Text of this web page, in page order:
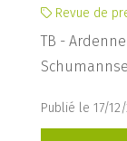
Revue de
TB -
Publié le 17/